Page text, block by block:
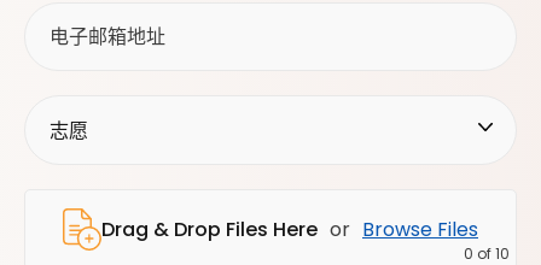
Drag & Drop Files Here or Browse Files
0 of 10